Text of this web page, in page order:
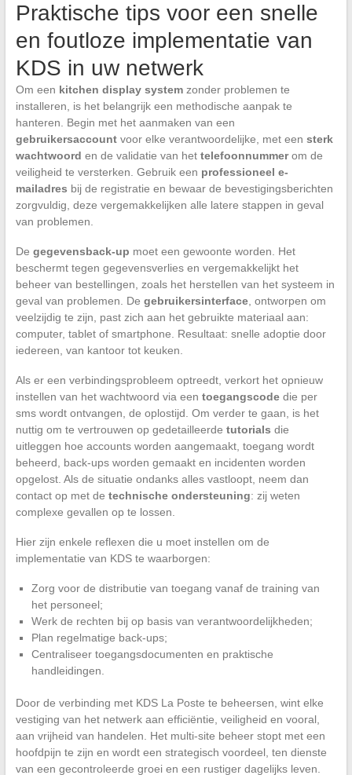
Praktische tips voor een snelle
en foutloze implementatie van
KDS in uw netwerk
Om een kitchen display systemzonder problemen te
installeren, is het belangrijk een methodische aanpak te
hanteren. Begin met het aanmaken van een
gebruikersaccountvoor elke verantwoordelijke, met een sterk
wachtwoord en de validatie van het telefoonnummerom de
veiligheid te versterken. Gebruik een professioneel e-
mailadres bij de registratie en bewaar de bevestigingsberichten
zorgvuldig, deze vergemakkelijken alle latere stappen in geval
van problemen.
De gegevensback-up moet een gewoonte worden. Het
beschermt tegen gegevensverlies en vergemakkelijkt het
beheer van bestellingen, zoals het herstellen van het systeem in
geval van problemen. De gebruikersinterface, ontworpen om
veelzijdig te zijn, past zich aan het gebruikte materiaal aan:
computer, tablet of smartphone. Resultaat: snelle adoptie door
iedereen, van kantoor tot keuken.
Als er een verbindingsprobleem optreedt, verkort het opnieuw
instellen van het wachtwoord via een toegangscodedie per
sms wordt ontvangen, de oplostijd. Om verder te gaan, is het
nuttig om te vertrouwen op gedetailleerde tutorials die
uitleggen hoe accounts worden aangemaakt, toegang wordt
beheerd, back-ups worden gemaakt en incidenten worden
opgelost. Als de situatie ondanks alles vastloopt, neem dan
contact op met de technische ondersteuning: zij weten
complexe gevallen op te lossen.
Hier zijn enkele reflexen die u moet instellen om de
implementatie van KDS te waarborgen:
Zorg voor de distributie van toegang vanaf de training van
het personeel;
Werk de rechten bij op basis van verantwoordelijkheden;
Plan regelmatige back-ups;
Centraliseer toegangsdocumenten en praktische
handleidingen.
Door de verbinding met KDS La Poste te beheersen, wint elke
vestiging van het netwerk aan efficiëntie, veiligheid en vooral,
aan vrijheid van handelen. Het multi-site beheer stopt met een
hoofdpijn te zijn en wordt een strategisch voordeel, ten dienste
van een gecontroleerde groei en een rustiger dagelijks leven.